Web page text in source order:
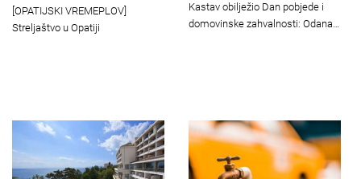
[OPATIJSKI VREMEPLOV]
Streljaštvo u Opatiji
Kastav obilježio Dan pobjede i
domovinske zahvalnosti: Odana…